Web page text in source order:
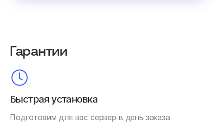
Гарантии
Быстрая установка
Подготовим для вас сервер в день заказа